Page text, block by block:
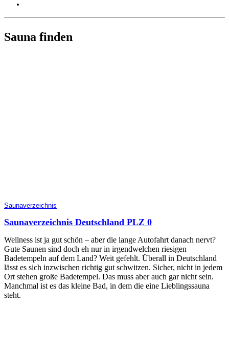
Sauna finden
Saunaverzeichnis
Saunaverzeichnis Deutschland PLZ 0
Wellness ist ja gut schön – aber die lange Autofahrt danach nervt?
Gute Saunen sind doch eh nur in irgendwelchen riesigen
Badetempeln auf dem Land? Weit gefehlt. Überall in Deutschland
lässt es sich inzwischen richtig gut schwitzen. Sicher, nicht in jedem
Ort stehen große Badetempel. Das muss aber auch gar nicht sein.
Manchmal ist es das kleine Bad, in dem die eine Lieblingssauna
steht.